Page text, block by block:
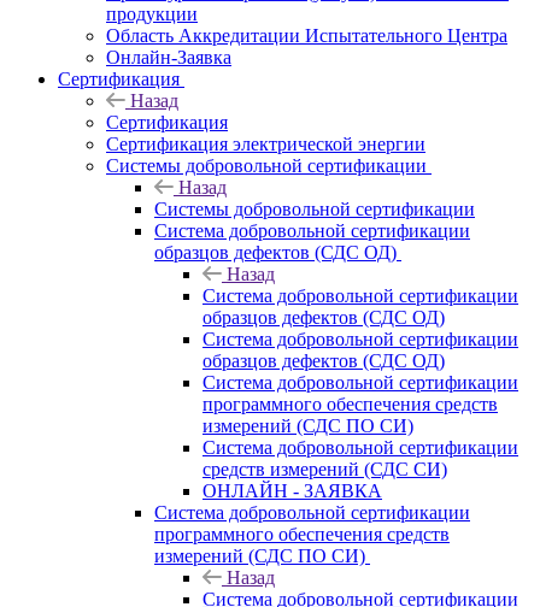
продукции
Область Аккредитации Испытательного Центра
Онлайн-Заявка
Сертификация
Назад
Сертификация
Сертификация электрической энергии
Системы добровольной сертификации
Назад
Системы добровольной сертификации
Система добровольной сертификации
образцов дефектов (СДС ОД)
Назад
Система добровольной сертификации
образцов дефектов (СДС ОД)
Система добровольной сертификации
образцов дефектов (СДС ОД)
Система добровольной сертификации
программного обеспечения средств
измерений (СДС ПО СИ)
Система добровольной сертификации
средств измерений (СДС СИ)
ОНЛАЙН - ЗАЯВКА
Система добровольной сертификации
программного обеспечения средств
измерений (СДС ПО СИ)
Назад
Система добровольной сертификации